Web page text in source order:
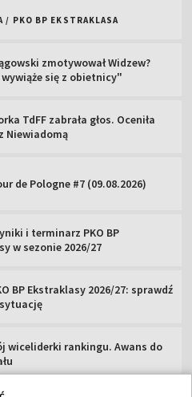
/ PKO BP EKSTRAKLASA
zmotywował Widzew?
wywiąże się z obietnicy"
TdFF zabrała głos. Oceniła
Niewiadomą
de Pologne #7 (09.08.2026)
i terminarz PKO BP
w sezonie 2026/27
BP Ekstraklasy 2026/27: sprawdź
wiceliderki rankingu. Awans do